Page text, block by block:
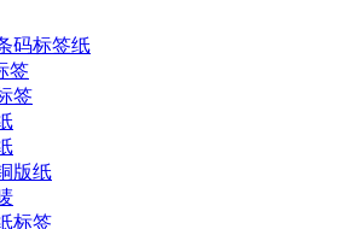
码标签纸
签
签
版纸
标签